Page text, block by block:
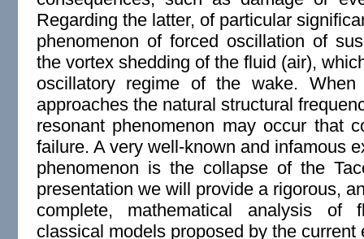
Regarding the latter, of particular
phenomenon of forced oscillation of
the vortex shedding of the fluid (air),
oscillatory regime of the wake.
approaches the natural structural
resonant phenomenon may occur that
failure. A very well-known and infamous
phenomenon is the collapse of the
presentation we will provide a rigorous,
complete, mathematical analysis of
classical models proposed by the current